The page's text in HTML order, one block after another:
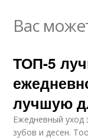
Вас
ТОП-5
лучшую
Ежедневный уход
зубов и десен.